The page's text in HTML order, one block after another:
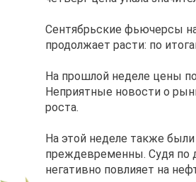
Сентябрьские фьючерсы на
продолжает расти: по
На прошлой неделе цены
Неприятные новости о
роста.
На этой неделе также
преждевременны. Судя по
негативно повлияет на